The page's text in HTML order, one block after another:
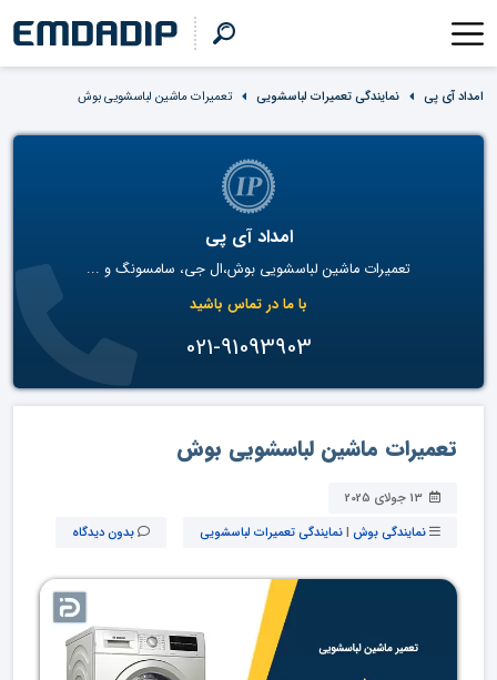
امداد آی پی نمایندگی تعمیرات لباسشویی تعمیرات ماشین لباسشویی بوش
امداد آی پی
تعمیرات ماشین لباسشویی بوش،ال جی، سامسونگ و ...
با ما در تماس باشید
021-91093903
تعمیرات ماشین لباسشویی بوش
نمایندگی بوش |نمایندگی تعمیرات لباسشویی بدون دیدگاه